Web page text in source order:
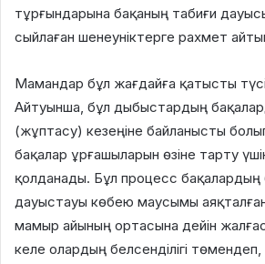
тұрғындарына бақаның табиғи
сыйлаған шенеуніктерге рахмет
Мамандар бұл жағдайға қатысты
Айтуынша, бұл дыбыстардың
(жұптасу) кезеңіне байланысты
бақалар ұрғашыларын өзіне тарту
қолданады. Бұл процесс бақалардың
дауыстауы көбею маусымы
мамыр айының ортасына дейін
келе олардың белсенділігі